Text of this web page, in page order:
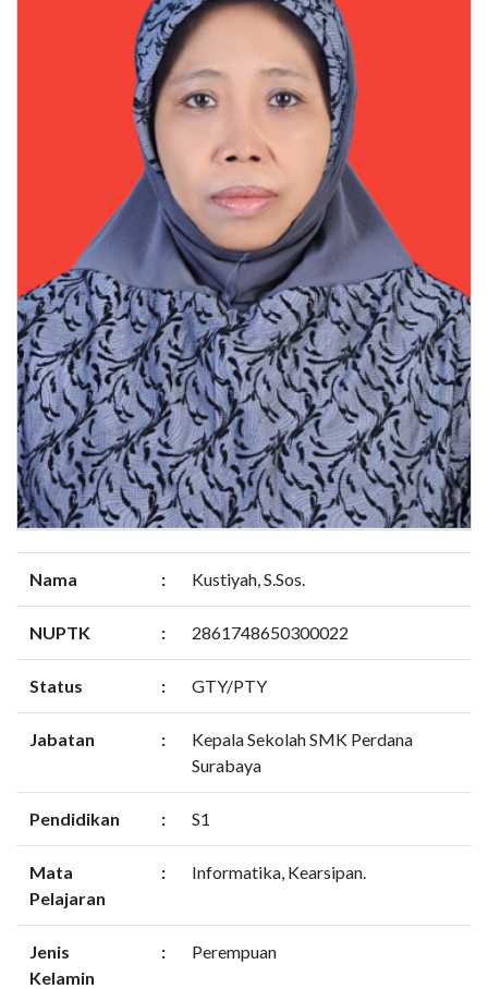
Nama : Kustiyah, S.Sos.
NUPTK : 2861748650300022
Status : GTY/PTY
Jabatan :
Kepala Sekolah SMK Perdana
Surabaya
Pendidikan : S1
Mata
Pelajaran
: Informatika, Kearsipan.
Jenis
Kelamin
: Perempuan